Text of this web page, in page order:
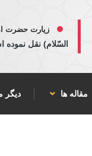
زیارت حضرت
السّلام) نقل
مقاله ها دیگر